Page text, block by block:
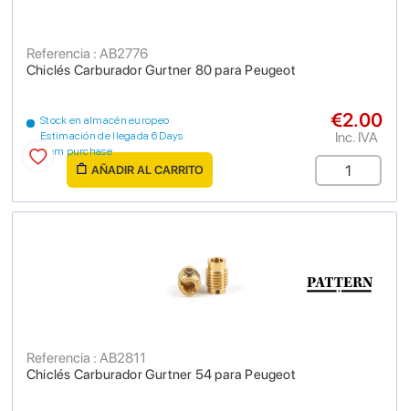
Chiclés Carburador Gurtner 80 para Peugeot
Referencia : AB2776
Stock en almacén europeo
Estimación de llegada 6 Days
from purchase
€2.00
Inc. IVA
AÑADIR AL CARRITO
Chiclés Carburador Gurtner 54 para Peugeot
Referencia : AB2811